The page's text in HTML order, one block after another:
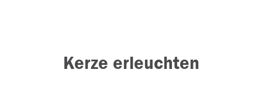
Kerze erleuchten